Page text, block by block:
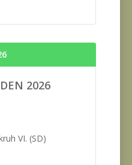
2026
VI. (SD)